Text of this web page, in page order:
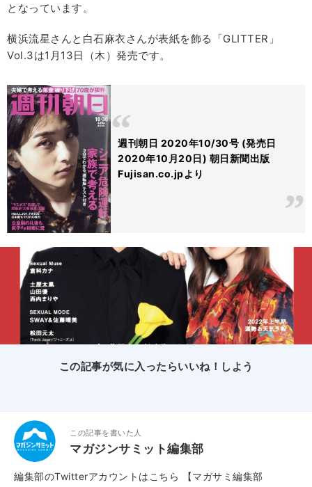
となっています。
横浜流星さんと白石麻衣さんが表紙を飾る「GLITTER」
Vol.3は1月13日（木）発売です。
週刊朝日 2020年10/30号 (発売日
2020年10月20日) 朝日新聞出版
Fujisan.co.jpより
この記事が気に入ったらいいね！しよう
この記事を書いた人
マガジンサミット編集部
編集部のTwitterアカウントはこちら
【マガサミ編集部